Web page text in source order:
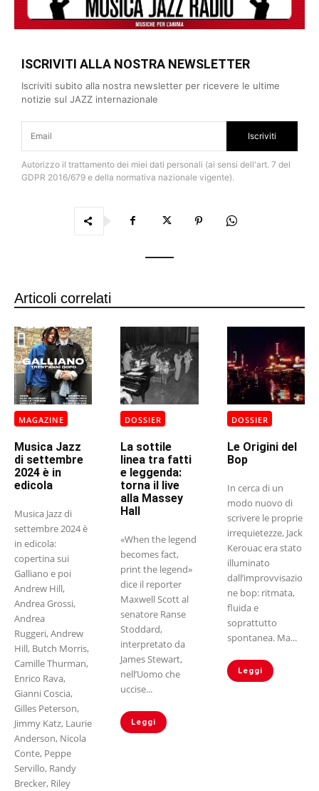
ISCRIVITI ALLA NOSTRA NEWSLETTER
Iscriviti subito alla nostra newsletter per ricevere le ultime
notizie sul JAZZ internazionale
Iscriviti
Autorizzo il trattamento dei miei dati personali (ai sensi dell'art. 7 del
GDPR 2016/679 e della normativa nazionale vigente).
Articoli correlati
MAGAZINE
Musica Jazz
di settembre
2024 è in
edicola
Musica Jazz di
settembre 2024 è
in edicola:
copertina sui
Galliano e poi
Andrew Hill,
Andrea Grossi,
Andrea
Ruggeri, Andrew
Hill, Butch Morris,
Camille Thurman,
Enrico Rava,
Gianni Coscia,
Gilles Peterson,
Jimmy Katz, Laurie
Anderson, Nicola
Conte, Peppe
Servillo, Randy
Brecker, Riley
DOSSIER
La sottile
linea tra fatti
e leggenda:
torna il live
alla Massey
Hall
«When the legend
becomes fact,
print the legend»
dice il reporter
Maxwell Scott al
senatore Ranse
Stoddard,
interpretato da
James Stewart,
nell’Uomo che
uccise...
Leggi
DOSSIER
Le Origini del
Bop
In cerca di un
modo nuovo di
scrivere le proprie
irrequietezze, Jack
Kerouac era stato
illuminato
dall’improvvisazio
ne bop: ritmata,
fluida e
soprattutto
spontanea. Ma...
Leggi